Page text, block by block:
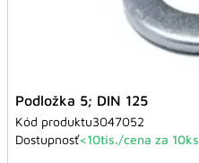
Podložka 5; DIN 125
Kód produktu3047052
Dostupnosť<10tis./cena za 10ks